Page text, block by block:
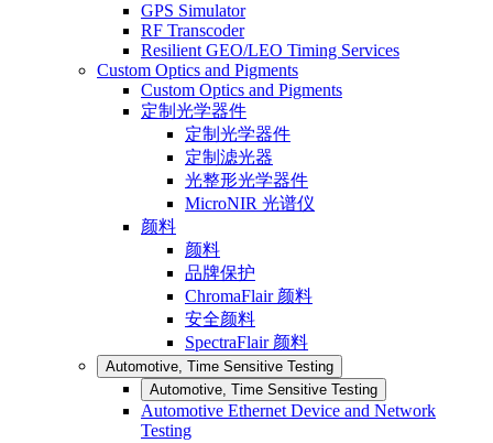
GPS Simulator
RF Transcoder
Resilient GEO/LEO Timing Services
Custom Optics and Pigments
Custom Optics and Pigments
定制光学器件
定制光学器件
定制滤光器
光整形光学器件
MicroNIR 光谱仪
颜料
颜料
品牌保护
ChromaFlair 颜料
安全颜料
SpectraFlair 颜料
Automotive, Time Sensitive Testing
Automotive, Time Sensitive Testing
Automotive Ethernet Device and Network
Testing